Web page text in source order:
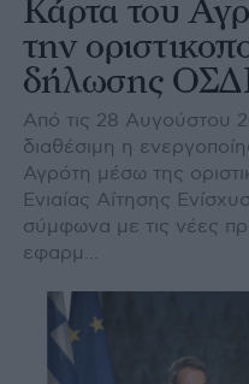
Κάρτα του
την
δήλωσης
Από τις 28 Αυγούστου
διαθέσιμη η
Αγρότη μέσω της
Ενιαίας Αίτησης
σύμφωνα με τις νέες
εφαρμ...